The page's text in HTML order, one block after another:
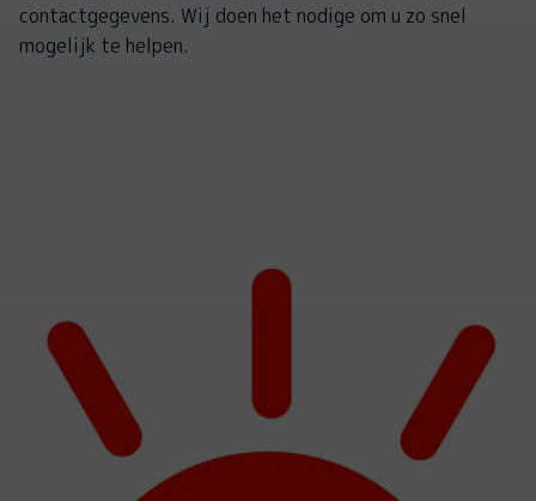
contactgegevens. Wij doen het nodige om u zo snel
mogelijk te helpen.